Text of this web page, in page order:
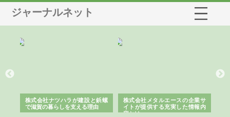
ジャーナルネット
株式会社ナツハラが建設と鋲螺
で滋賀の暮らしを支える理由
株式会社メタルエースの企業サ
イトが提供する充実した情報内
容とは